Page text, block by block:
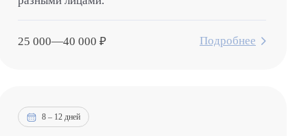
25 000—40 000 ₽ Подробнее
8 – 12 дней